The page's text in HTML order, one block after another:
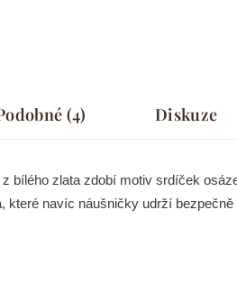
(4) Diskuze
bílého zlata zdobí motiv srdíček
které navíc náušničky udrží